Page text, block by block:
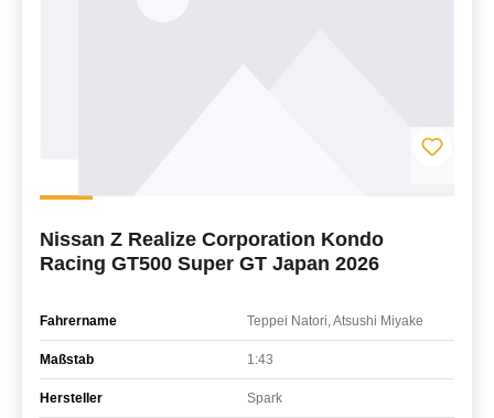
Nissan Z Realize Corporation Kondo
Racing GT500 Super GT Japan 2026
Fahrername Teppei Natori, Atsushi Miyake
Maßstab 1:43
Hersteller Spark